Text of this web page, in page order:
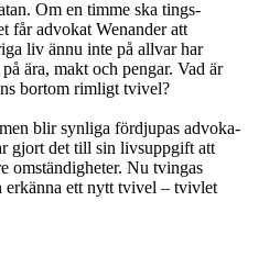
Om en timme ska tings-
får advokat Wenander att
liv ännu inte på allvar har
ära, makt och pengar. Vad är
bortom rimligt tvivel?
blir synliga fördjupas advoka-
gjort det till sin livsuppgift att
omständigheter. Nu tvingas
erkänna ett nytt tvivel – tvivlet